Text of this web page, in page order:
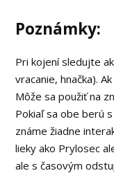
Poznámky:
Pri kojení sledujte
vracanie, hnačka).
Môže sa použiť na
Pokiaľ sa obe berú
známe žiadne
lieky ako Prylosec
ale s časovým